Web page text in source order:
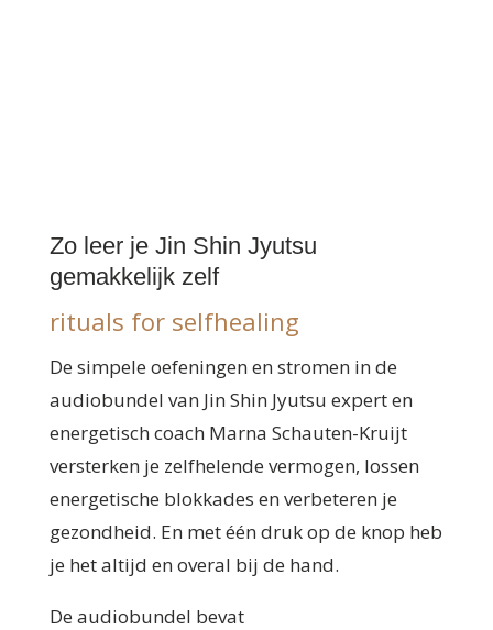
Zo leer je Jin Shin Jyutsu
gemakkelijk zelf
rituals for selfhealing
De simpele oefeningen en stromen in de
audiobundel van Jin Shin Jyutsu expert en
energetisch coach Marna Schauten-Kruijt
versterken je zelfhelende vermogen, lossen
energetische blokkades en verbeteren je
gezondheid. En met één druk op de knop heb
je het altijd en overal bij de hand.
De audiobundel bevat